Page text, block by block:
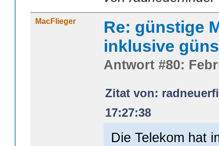
MacFlieger
Re: günstige
inklusive
Antwort #80:
Zitat von:
17:27:38
Die Telekom hat